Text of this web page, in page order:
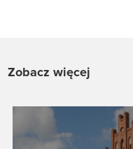
Zobacz więcej